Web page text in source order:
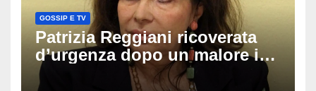
GOSSIP E TV
Patrizia Reggiani ricoverata
d’urgenza dopo un malore in
vacanza: come sta oggi l’ex